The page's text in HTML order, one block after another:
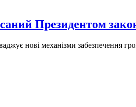
Президентом
нові механізми забезпечення